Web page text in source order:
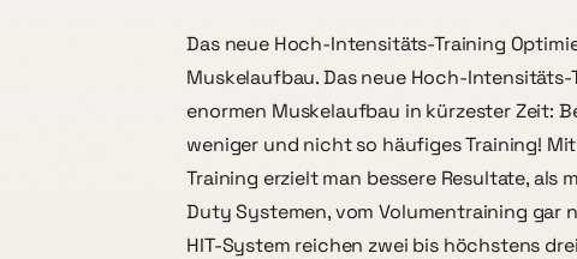
Das neue Hoch-Intensitäts-Training
Muskelaufbau. Das neue Hoch-
enormen Muskelaufbau in kürzester Zeit:
weniger und nicht so häufiges Training!
Training erzielt man bessere Resultate, als
Duty Systemen, vom Volumentraining gar
HIT-System reichen zwei bis höchstens